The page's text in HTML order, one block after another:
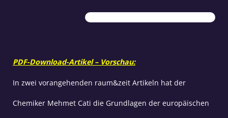
PDF-Download-Artikel – Vorschau:
In zwei vorangehenden raum&zeit Artikeln hat der
Chemiker Mehmet Cati die Grundlagen der europäischen